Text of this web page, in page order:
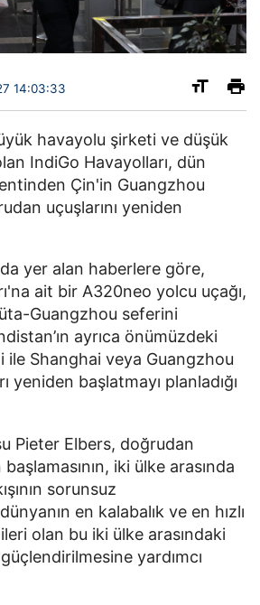
14:03:33
havayolu şirketi ve düşük
IndiGo Havayolları, dün
Çin'in Guangzhou
uçuşlarını yeniden
yer alan haberlere göre,
ait bir A320neo yolcu uçağı,
Guangzhou seferini
ayrıca önümüzdeki
ile Shanghai veya Guangzhou
yeniden başlatmayı planladığı
Pieter Elbers, doğrudan
iki ülke arasında
sorunsuz
en kalabalık ve en hızlı
olan bu iki ülke arasındaki
yardımcı